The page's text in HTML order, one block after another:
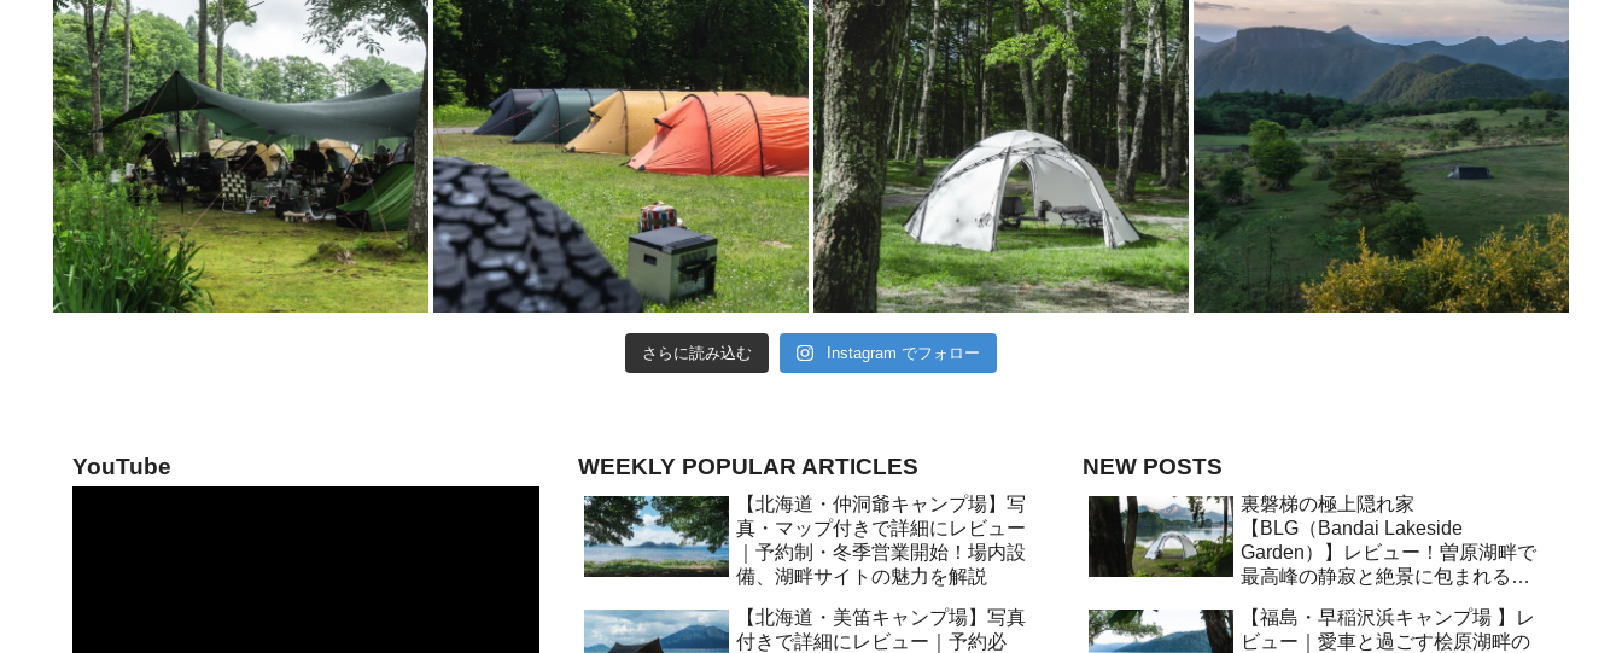
さらに読み込む Instagram でフォロー
YouTube WEEKLY POPULAR ARTICLES
【北海道・仲洞爺キャンプ場】写
真・マップ付きで詳細にレビュー
｜予約制・冬季営業開始！場内設
備、湖畔サイトの魅力を解説
【北海道・美笛キャンプ場】写真
付きで詳細にレビュー｜予約必
NEW POSTS
裏磐梯の極上隠れ家
【BLG（Bandai Lakeside
Garden）】レビュー！曽原湖畔で
最高峰の静寂と絶景に包まれる大
【福島・早稲沢浜キャンプ場 】レ
ビュー｜愛車と過ごす桧原湖畔の